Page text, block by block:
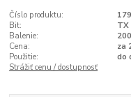
Číslo produktu:
Bit:
TX
Balenie:
Cena:
za
Použitie:
do
Strážiť cenu / dostupnosť